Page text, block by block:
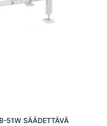
51W SÄÄDETTÄVÄ